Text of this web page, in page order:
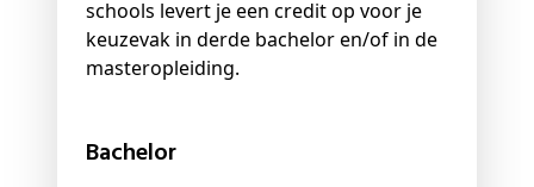
schools levert je een credit op voor je
keuzevak in derde bachelor en/of in de
masteropleiding.
Bachelor